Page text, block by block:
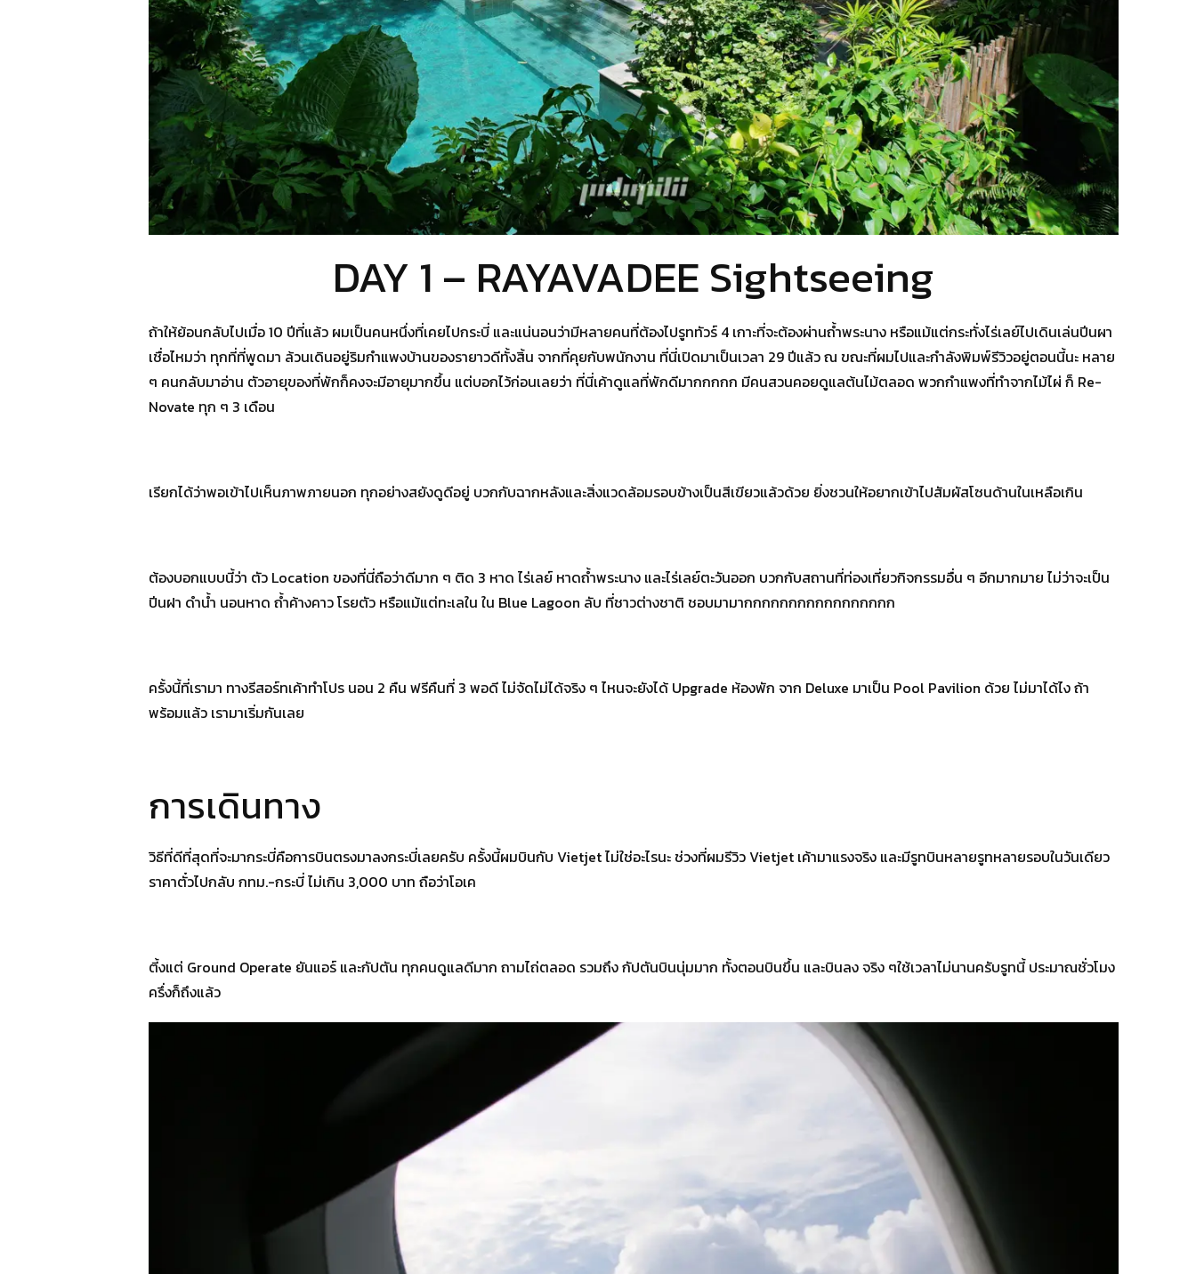
DAY 1 – RAYAVADEE Sightseeing
ถ้าให้ย้อนกลับไปเมื่อ 10 ปีที่แล้ว ผมเป็นคนหนึ่งที่เคยไปกระบี่ และแน่นอนว่ามีหลายคนที่ต้องไปรูททัวร์ 4 เกาะที่จะต้องผ่านถ้ำพระนาง หรือแม้แต่กระทั่งไร่เลย์ไปเดินเล่นปีนผา
เชื่อไหมว่า ทุกที่ที่พูดมา ล้วนเดินอยู่ริมกำแพงบ้านของรายาวดีทั้งสิ้น จากที่คุยกับพนักงาน ที่นี่เปิดมาเป็นเวลา 29 ปีแล้ว ณ ขณะที่ผมไปและกำลังพิมพ์รีวิวอยู่ตอนนี้นะ หลาย
ๆ คนกลับมาอ่าน ตัวอายุของที่พักก็คงจะมีอายุมากขึ้น แต่บอกไว้ก่อนเลยว่า ที่นี่เค้าดูแลที่พักดีมากกกกก มีคนสวนคอยดูแลต้นไม้ตลอด พวกกำแพงที่ทำจากไม้ไผ่ ก็ Re-
Novate ทุก ๆ 3 เดือน
เรียกได้ว่าพอเข้าไปเห็นภาพภายนอก ทุกอย่างสยังดูดีอยู่ บวกกับฉากหลังและสิ่งแวดล้อมรอบข้างเป็นสีเขียวแล้วด้วย ยิ่งชวนให้อยากเข้าไปสัมผัสโซนด้านในเหลือเกิน
ต้องบอกแบบนี้ว่า ตัว Location ของที่นี่ถือว่าดีมาก ๆ ติด 3 หาด ไร่เลย์ หาดถ้ำพระนาง และไร่เลย์ตะวันออก บวกกับสถานที่ท่องเที่ยวกิจกรรมอื่น ๆ อีกมากมาย ไม่ว่าจะเป็น
ปีนฝา ดำน้ำ นอนหาด ถ้ำค้างคาว โรยตัว หรือแม้แต่ทะเลใน ใน Blue Lagoon ลับ ที่ชาวต่างชาติ ชอบมามากกกกกกกกกกกกกกกกก
ครั้งนี้ที่เรามา ทางรีสอร์ทเค้าทำโปร นอน 2 คืน ฟรีคืนที่ 3 พอดี ไม่จัดไม่ได้จริง ๆ ไหนจะยังได้ Upgrade ห้องพัก จาก Deluxe มาเป็น Pool Pavilion ด้วย ไม่มาได้ไง ถ้า
พร้อมแล้ว เรามาเริ่มกันเลย
การเดินทาง
วิธีที่ดีที่สุดที่จะมากระบี่คือการบินตรงมาลงกระบี่เลยครับ ครั้งนี้ผมบินกับ Vietjet ไม่ใช่อะไรนะ ช่วงที่ผมรีวิว Vietjet เค้ามาแรงจริง และมีรูทบินหลายรูทหลายรอบในวันเดียว
ราคาตั๋วไปกลับ กทม.-กระบี่ ไม่เกิน 3,000 บาท ถือว่าโอเค
ตี้งแต่ Ground Operate ยันแอร์ และกัปตัน ทุกคนดูแลดีมาก ถามไถ่ตลอด รวมถึง กัปตันบินนุ่มมาก ทั้งตอนบินขึ้น และบินลง จริง ๆใช้เวลาไม่นานครับรูทนี้ ประมาณชั่วโมง
ครึ่งก็ถึงแล้ว